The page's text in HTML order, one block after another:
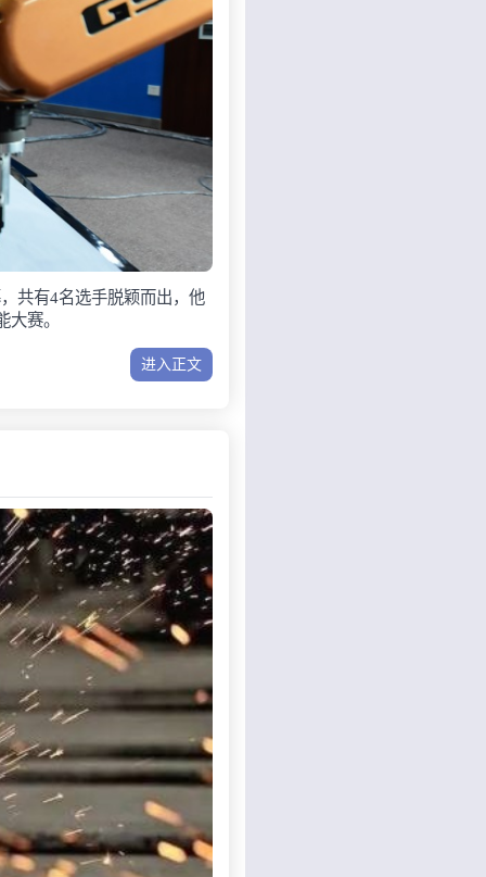
共有4名选手脱颖而出，他
赛。
进入正文